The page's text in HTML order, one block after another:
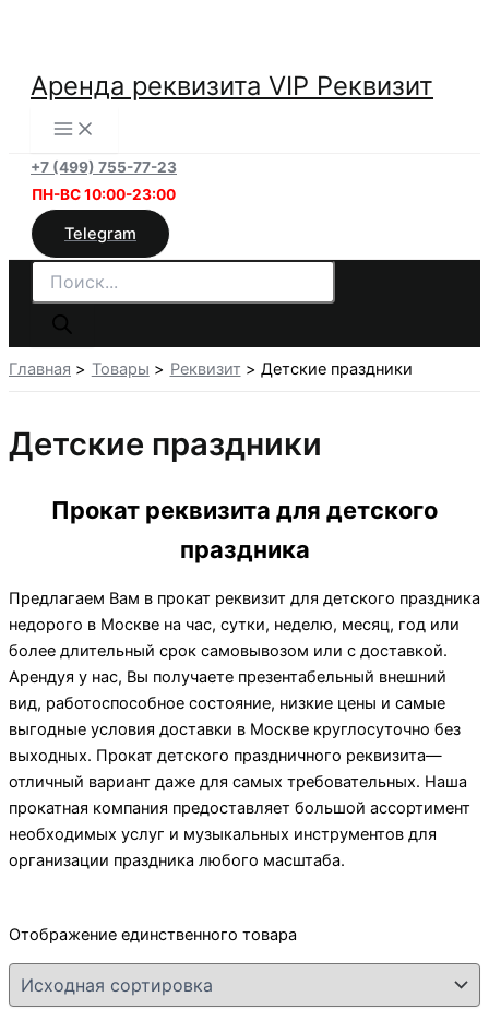
содержимому
Аренда реквизита VIP Реквизит
+7 (499) 755-77-23
ПН-ВС 10:00-23:00
Telegram
Поиск
товаров
Главная Товары Реквизит Детские праздники
Детские праздники
Прокат реквизита для детского
праздника
Предлагаем Вам в прокат реквизит для детского праздника
недорого в Москве на час, сутки, неделю, месяц, год или
более длительный срок самовывозом или с доставкой.
Арендуя у нас, Вы получаете презентабельный внешний
вид, работоспособное состояние, низкие цены и самые
выгодные условия доставки в Москве круглосуточно без
выходных. Прокат детского праздничного реквизита—
отличный вариант даже для самых требовательных. Наша
прокатная компания предоставляет большой ассортимент
необходимых услуг и музыкальных инструментов для
организации праздника любого масштаба.
Отображение единственного товара